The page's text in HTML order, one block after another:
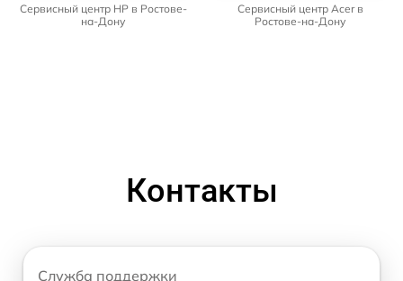
Сервисный центр HP в Ростове-
на-Дону
Сервисный центр Acer в
Ростове-на-Дону
Контакты
Служба поддержки